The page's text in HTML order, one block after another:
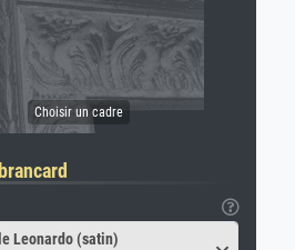
Leonardo (satin)